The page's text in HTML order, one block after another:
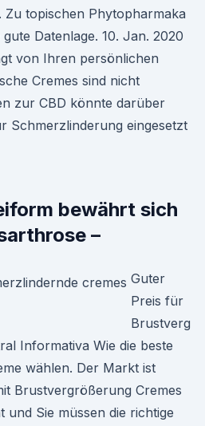
Zu topischen Phytopharmaka
Datenlage. 10. Jan. 2020
von Ihren persönlichen
Cremes sind nicht
zur CBD könnte darüber
Schmerzlinderung eingesetzt
bewährt sich
–
Guter
Preis für
Brustverg
Informativa Wie die beste
wählen. Der Markt ist
Brustvergrößerung Cremes
Sie müssen die richtige